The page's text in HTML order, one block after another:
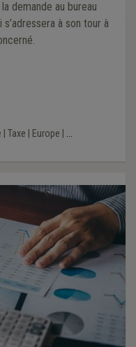
demande au bureau
à son tour à
Taxe Europe ...